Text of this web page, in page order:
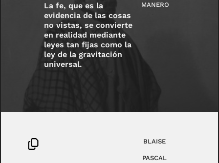
La fe, que es la
evidencia de las cosas
no vistas, se convierte
en realidad mediante
leyes tan fijas como la
ley de la gravitación
universal.
MANERO
BLAISE
PASCAL